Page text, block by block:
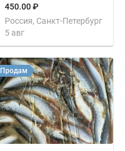
450.00 ₽
Россия, Санкт-Петербург
5 авг
Продам